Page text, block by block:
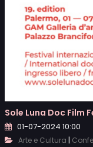
Sole Luna Doc Film
01-07-2024 10:00
Arte e Cultura |